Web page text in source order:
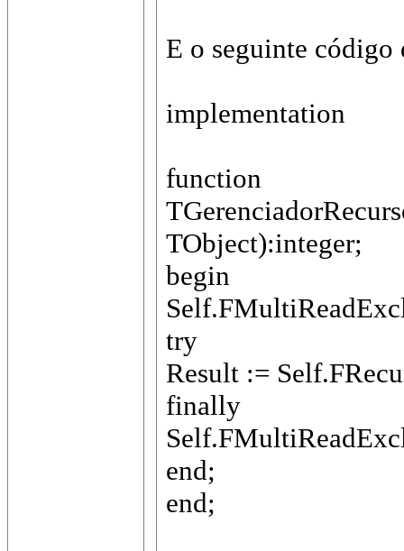
E o seguinte código
implementation
function
TObject):integer;
begin
try
Result :=
finally
end;
end;